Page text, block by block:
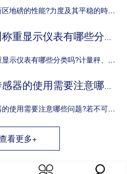
简单介绍贵安新区地磅的性能?力度及其平稳的時间可设定;多种多样led背光方式可挑选;可任意电池充电;具备欠压保护标示及保护设备;任意配备6V/4aH免维护保养电瓶选配RS-232通信口，串口波特率可选，通讯方式可选;选配50mA电流量环显示屏通信口。
你知道贵州称重显示仪表有哪些分类吗
你知道贵州称重显示仪表有哪些分类吗?计量秤、定量包装机、电子吊秤、电子器件汽车衡、电子器件案秤、皮带秤、动态轨道衡称重显示仪表以及它专用型称重显示仪表。
贵州称重传感器的使用需要注意哪些问题
贵州称重传感器的使用需要注意哪些问题?若不可以确保这一点，则应考虑到在他们中间设定障板防护之，并在箱身体安装 散热风扇。用于精确测量传感器輸出数据信号的电子电路，应尽量配备单独的供电系统变电器，而不必和交流接触器等机器设备同用同一主开关电源。
看更多+